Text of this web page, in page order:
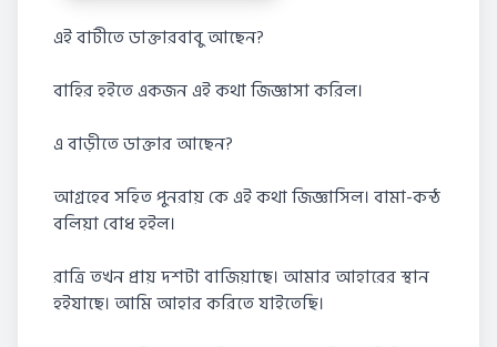
এই বাটীতে ডাক্তারবাবু আছেন?
বাহির হইতে একজন এই কথা জিজ্ঞাসা করিল।
এ বাড়ীতে ডাক্তার আছেন?
আগ্রহেব সহিত পুনরায় কে এই কথা জিজ্ঞাসিল। বামা-কন্ঠ
বলিয়া বোধ হইল।
রাত্রি তখন প্রায় দশটা বাজিয়াছে। আমার আহারের স্থান
হইযাছে। আমি আহার করিতে যাইতেছি।